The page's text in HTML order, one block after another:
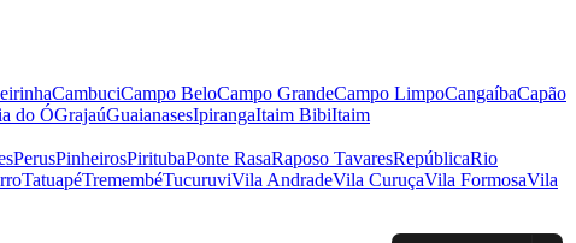
CambuciCampo BeloCampo GrandeCampo LimpoCangaíbaCapão
do ÓGrajaúGuaianasesIpirangaItaim BibiItaim
PerusPinheirosPiritubaPonte RasaRaposo TavaresRepúblicaRio
TatuapéTremembéTucuruviVila AndradeVila CuruçaVila FormosaVila